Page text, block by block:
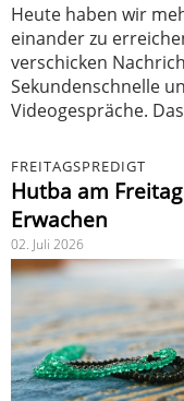
Heute haben wir
einander zu
verschicken
Sekundenschnelle
Videogespräche.
FREITAGSPREDIGT
Hutba am
Erwachen
02. Juli 2026